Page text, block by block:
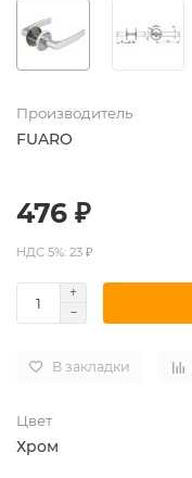
Производитель
FUARO
476 ₽
НДС 5%: 23 ₽
В закладки
Цвет
Хром